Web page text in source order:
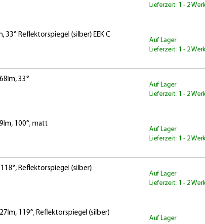
Lieferzeit: 1 - 2
33° Reflektorspiegel (silber) EEK C
Auf Lager
Lieferzeit: 1 - 2
33°
Auf Lager
Lieferzeit: 1 - 2
100°, matt
Auf Lager
Lieferzeit: 1 - 2
Reflektorspiegel (silber)
Auf Lager
Lieferzeit: 1 - 2
119°, Reflektorspiegel (silber)
Auf Lager